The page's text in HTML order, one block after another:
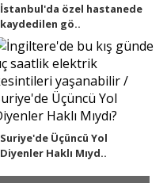
İstanbul'da özel hastanede
kaydedilen gö..
Suriye'de Üçüncü Yol
Diyenler Haklı Mıyd..